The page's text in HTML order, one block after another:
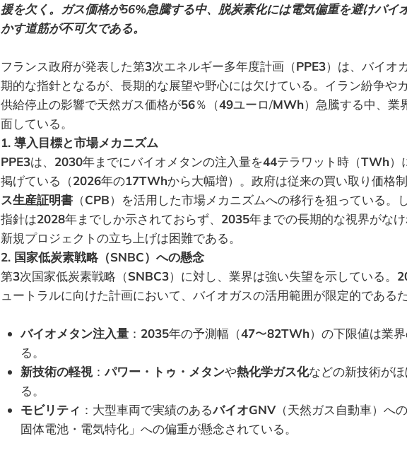
援を欠く。ガス価格が56%急騰する中、脱炭素化には電気偏重を避けバイ
かす道筋が不可欠である。
フランス政府が発表した第3次エネルギー多年度計画（PPE3）は、バイオ
期的な指針となるが、長期的な展望や野心には欠けている。イラン紛争や
供給停止の影響で天然ガス価格が56％（49ユーロ/MWh）急騰する中、業
面している。
1. 導入目標と市場メカニズム
PPE3は、 2030年までにバイオメタンの注入量を44テラワット時（TWh）
掲げている（2026年の17TWhから大幅増）。政府は従来の買い取り価格
ス生産証明書 （CPB）を活用した市場メカニズムへの移行を狙っている。
指針は2028年までしか示されておらず、 2035年までの長期的な視界がな
新規プロジェクトの立ち上げは困難である。
2. 国家低炭素戦略（SNBC）への懸念
第3次国家低炭素戦略（SNBC3）に対し、業界は強い失望を示している。
ュートラルに向けた計画において、バイオガスの活用範囲が限定的であるた
バイオメタン注入量 ： 2035年の予測幅（47〜82TWh）の下限値は業
る。
新技術の軽視：パワー・トゥ・メタンや熱化学ガス化などの新技術が
る。
モビリティ ：大型車両で実績のあるバイオGNV（天然ガス自動車）へ
固体電池・電気特化」への偏重が懸念されている。